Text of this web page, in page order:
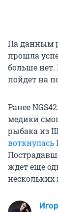
Па данным
прошла
больше
пойдет на
Ранее
медики
рыбака из
воткнулась
ждет еще
нескольких